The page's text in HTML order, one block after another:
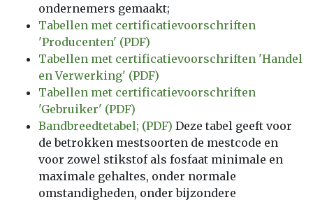
ondernemers gemaakt;
Tabellen met certificatievoorschriften
'Producenten' (PDF)
Tabellen met certificatievoorschriften 'Handel
en Verwerking' (PDF)
Tabellen met certificatievoorschriften
'Gebruiker' (PDF)
Bandbreedtetabel; (PDF) Deze tabel geeft voor
de betrokken mestsoorten de mestcode en
voor zowel stikstof als fosfaat minimale en
maximale gehaltes, onder normale
omstandigheden, onder bijzondere